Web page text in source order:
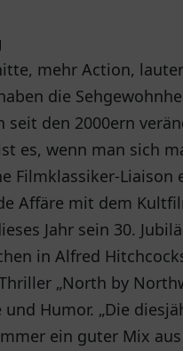
mehr Action,
die
seit den 2000ern
es, wenn man sich
Filmklassiker-Liaison
Affäre mit dem
Jahr sein 30.
in Alfred
„North by
und Humor. „Die
ein guter Mix aus